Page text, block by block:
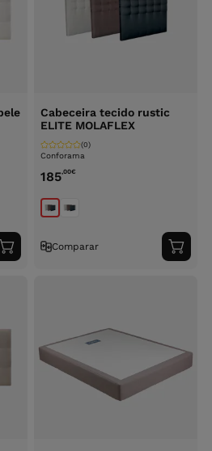
Adicionar
ao
Cabeceira tecido rustic
ELITE MOLAFLEX
Conforama
(0)
185,00€
Comparar
ao